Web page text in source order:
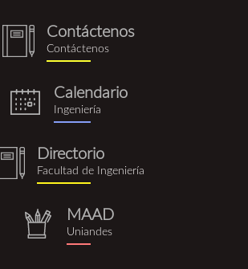
notebook
(1).png
Contáctenos
Contáctenos
eventos.png
Calendario
Ingeniería
notebook
(1).png
Directorio
Facultad de Ingeniería
repositorio.png
MAAD
Uniandes